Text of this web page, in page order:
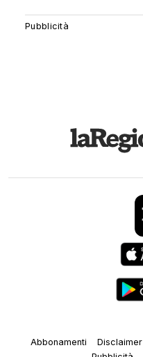
Abbonamenti Disclaimer